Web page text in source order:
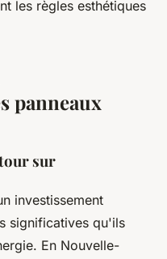
les règles esthétiques
panneaux
sur
investissement
significatives qu'ils
En Nouvelle-